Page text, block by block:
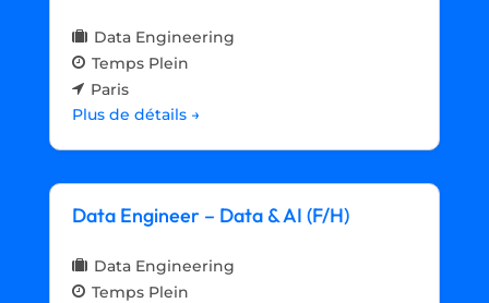
Data Engineering
Temps Plein
Paris
Plus de détails
Data Engineer – Data & AI (F/H)
Data Engineering
Temps Plein